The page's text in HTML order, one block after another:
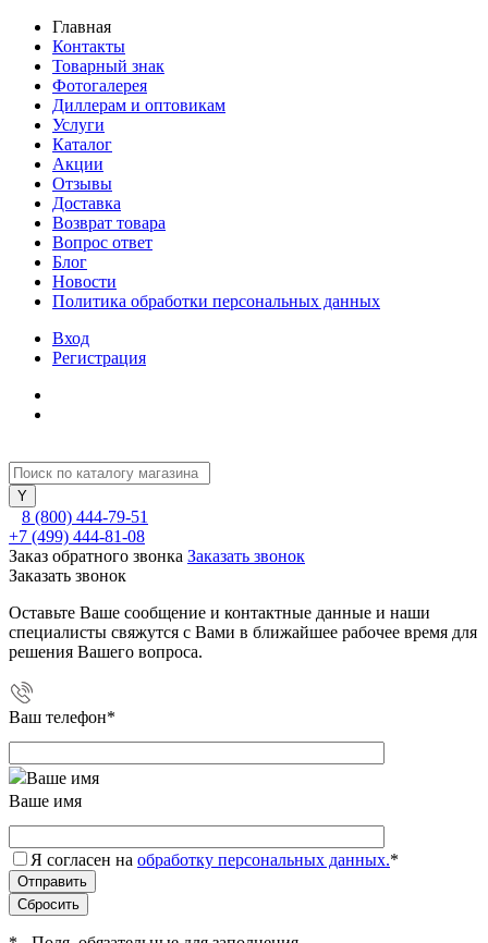
Главная
Контакты
Товарный знак
Фотогалерея
Диллерам и оптовикам
Услуги
Каталог
Акции
Отзывы
Доставка
Возврат товара
Вопрос ответ
Блог
Новости
Политика обработки персональных данных
Вход
Регистрация
8 (800) 444-79-51
+7 (499) 444-81-08
Заказ обратного звонка Заказать звонок
Заказать звонок
Оставьте Ваше сообщение и контактные данные и наши
специалисты свяжутся с Вами в ближайшее рабочее время для
решения Вашего вопроса.
Ваш телефон*
Ваше имя
Я согласен на обработку персональных данных.*